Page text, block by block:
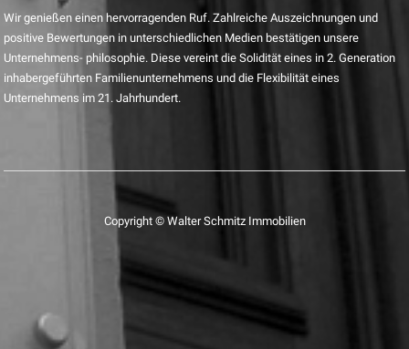
Wir genießen einen hervorragenden Ruf. Zahlreiche Auszeichnungen und
positive Bewertungen in unterschiedlichen Medien bestätigen unsere
Unternehmens- philosophie. Diese vereint die Solidität eines in 2. Generation
inhabergeführten Familienunternehmens und die Flexibilität eines
Unternehmens im 21. Jahrhundert.
Copyright © Walter Schmitz Immobilien